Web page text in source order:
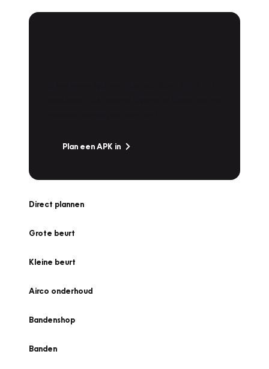
Plan een APK in
Direct plannen
Grote beurt
Kleine beurt
Airco onderhoud
Bandenshop
Banden